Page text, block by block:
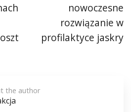
nowoczesne
rozwiązanie w
profilaktyce jaskry
the author